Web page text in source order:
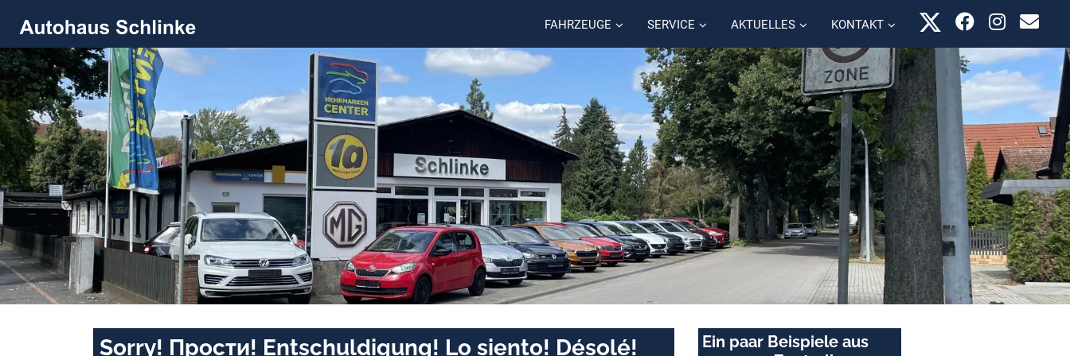
FAHRZEUGE SERVICE AKTUELLES KONTAKT
Sorry! Прости! Entschuldigung! Lo siento! Désolé!
Ein paar Beispiele aus